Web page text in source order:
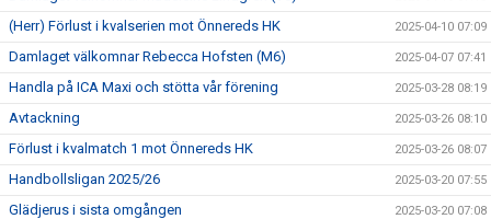
(Herr) Förlust i kvalserien mot Önnereds HK 2025-04-10 07:09
Damlaget välkomnar Rebecca Hofsten (M6) 2025-04-07 07:41
Handla på ICA Maxi och stötta vår förening 2025-03-28 08:19
Avtackning 2025-03-26 08:10
Förlust i kvalmatch 1 mot Önnereds HK 2025-03-26 08:07
Handbollsligan 2025/26 2025-03-20 07:55
Glädjerus i sista omgången 2025-03-20 07:08